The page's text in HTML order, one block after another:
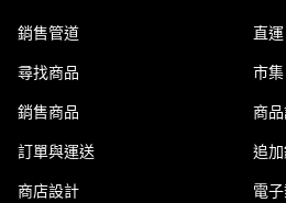
銷售管道
尋找商品
銷售商品
訂單與運送
商店設計
直
市集
商
追
電